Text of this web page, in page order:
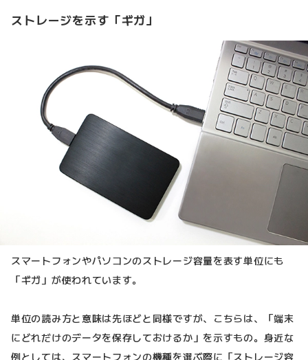
ストレージを示す「ギガ」
スマートフォンやパソコンのストレージ容量を表す単位にも
「ギガ」が使われています。
単位の読み方と意味は先ほどと同様ですが、こちらは、「端末
にどれだけのデータを保存しておけるか」を示すもの。身近な
例としては、スマートフォンの機種を選ぶ際に「ストレージ容